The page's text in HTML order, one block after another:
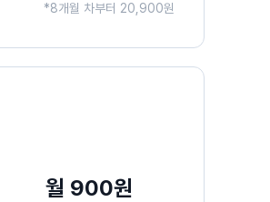
*8개월 차부터 20,900원
월 900원